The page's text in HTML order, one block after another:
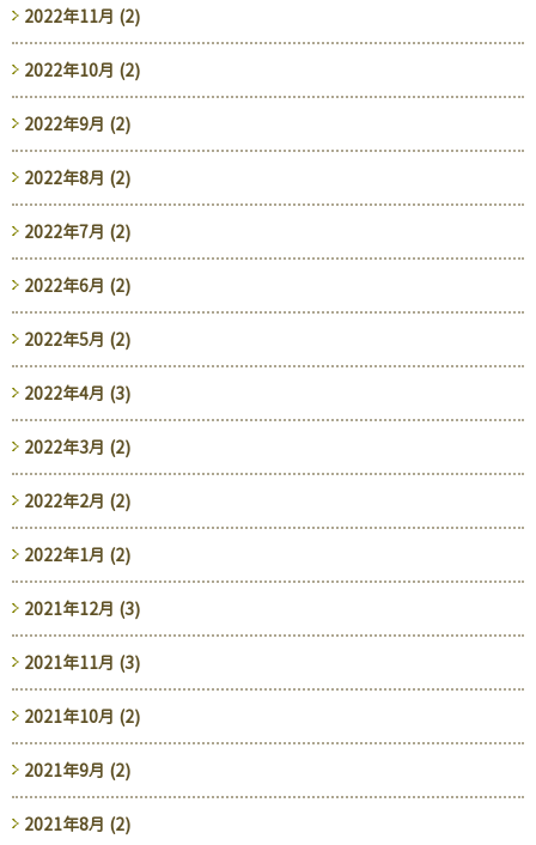
2022年11月 (2)
2022年10月 (2)
2022年9月 (2)
2022年8月 (2)
2022年7月 (2)
2022年6月 (2)
2022年5月 (2)
2022年4月 (3)
2022年3月 (2)
2022年2月 (2)
2022年1月 (2)
2021年12月 (3)
2021年11月 (3)
2021年10月 (2)
2021年9月 (2)
2021年8月 (2)